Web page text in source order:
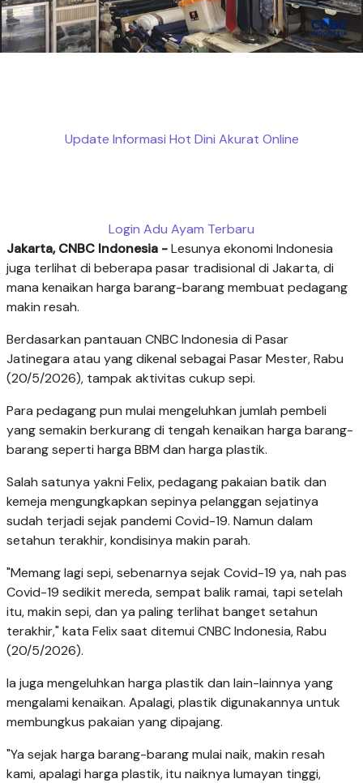
Update Informasi Hot Dini Akurat Online
Login Adu Ayam Terbaru
Jakarta, CNBC Indonesia -Lesunya ekonomi Indonesia
juga terlihat di beberapa pasar tradisional di Jakarta, di
mana kenaikan harga barang-barang membuat pedagang
makin resah.
Berdasarkan pantauan CNBC Indonesia di Pasar
Jatinegara atau yang dikenal sebagai Pasar Mester, Rabu
(20/5/2026), tampak aktivitas cukup sepi.
Para pedagang pun mulai mengeluhkan jumlah pembeli
yang semakin berkurang di tengah kenaikan harga barang-
barang seperti harga BBM dan harga plastik.
Salah satunya yakni Felix, pedagang pakaian batik dan
kemeja mengungkapkan sepinya pelanggan sejatinya
sudah terjadi sejak pandemi Covid-19. Namun dalam
setahun terakhir, kondisinya makin parah.
"Memang lagi sepi, sebenarnya sejak Covid-19 ya, nah pas
Covid-19 sedikit mereda, sempat balik ramai, tapi setelah
itu, makin sepi, dan ya paling terlihat banget setahun
terakhir," kata Felix saat ditemui CNBC Indonesia, Rabu
(20/5/2026).
Ia juga mengeluhkan harga plastik dan lain-lainnya yang
mengalami kenaikan. Apalagi, plastik digunakannya untuk
membungkus pakaian yang dipajang.
"Ya sejak harga barang-barang mulai naik, makin resah
kami, apalagi harga plastik, itu naiknya lumayan tinggi,